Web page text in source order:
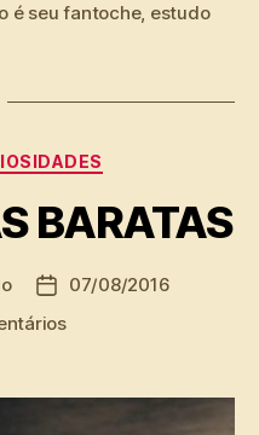
é seu fantoche, estudo
BARATAS
Data
de
07/08/2016
em
DAS